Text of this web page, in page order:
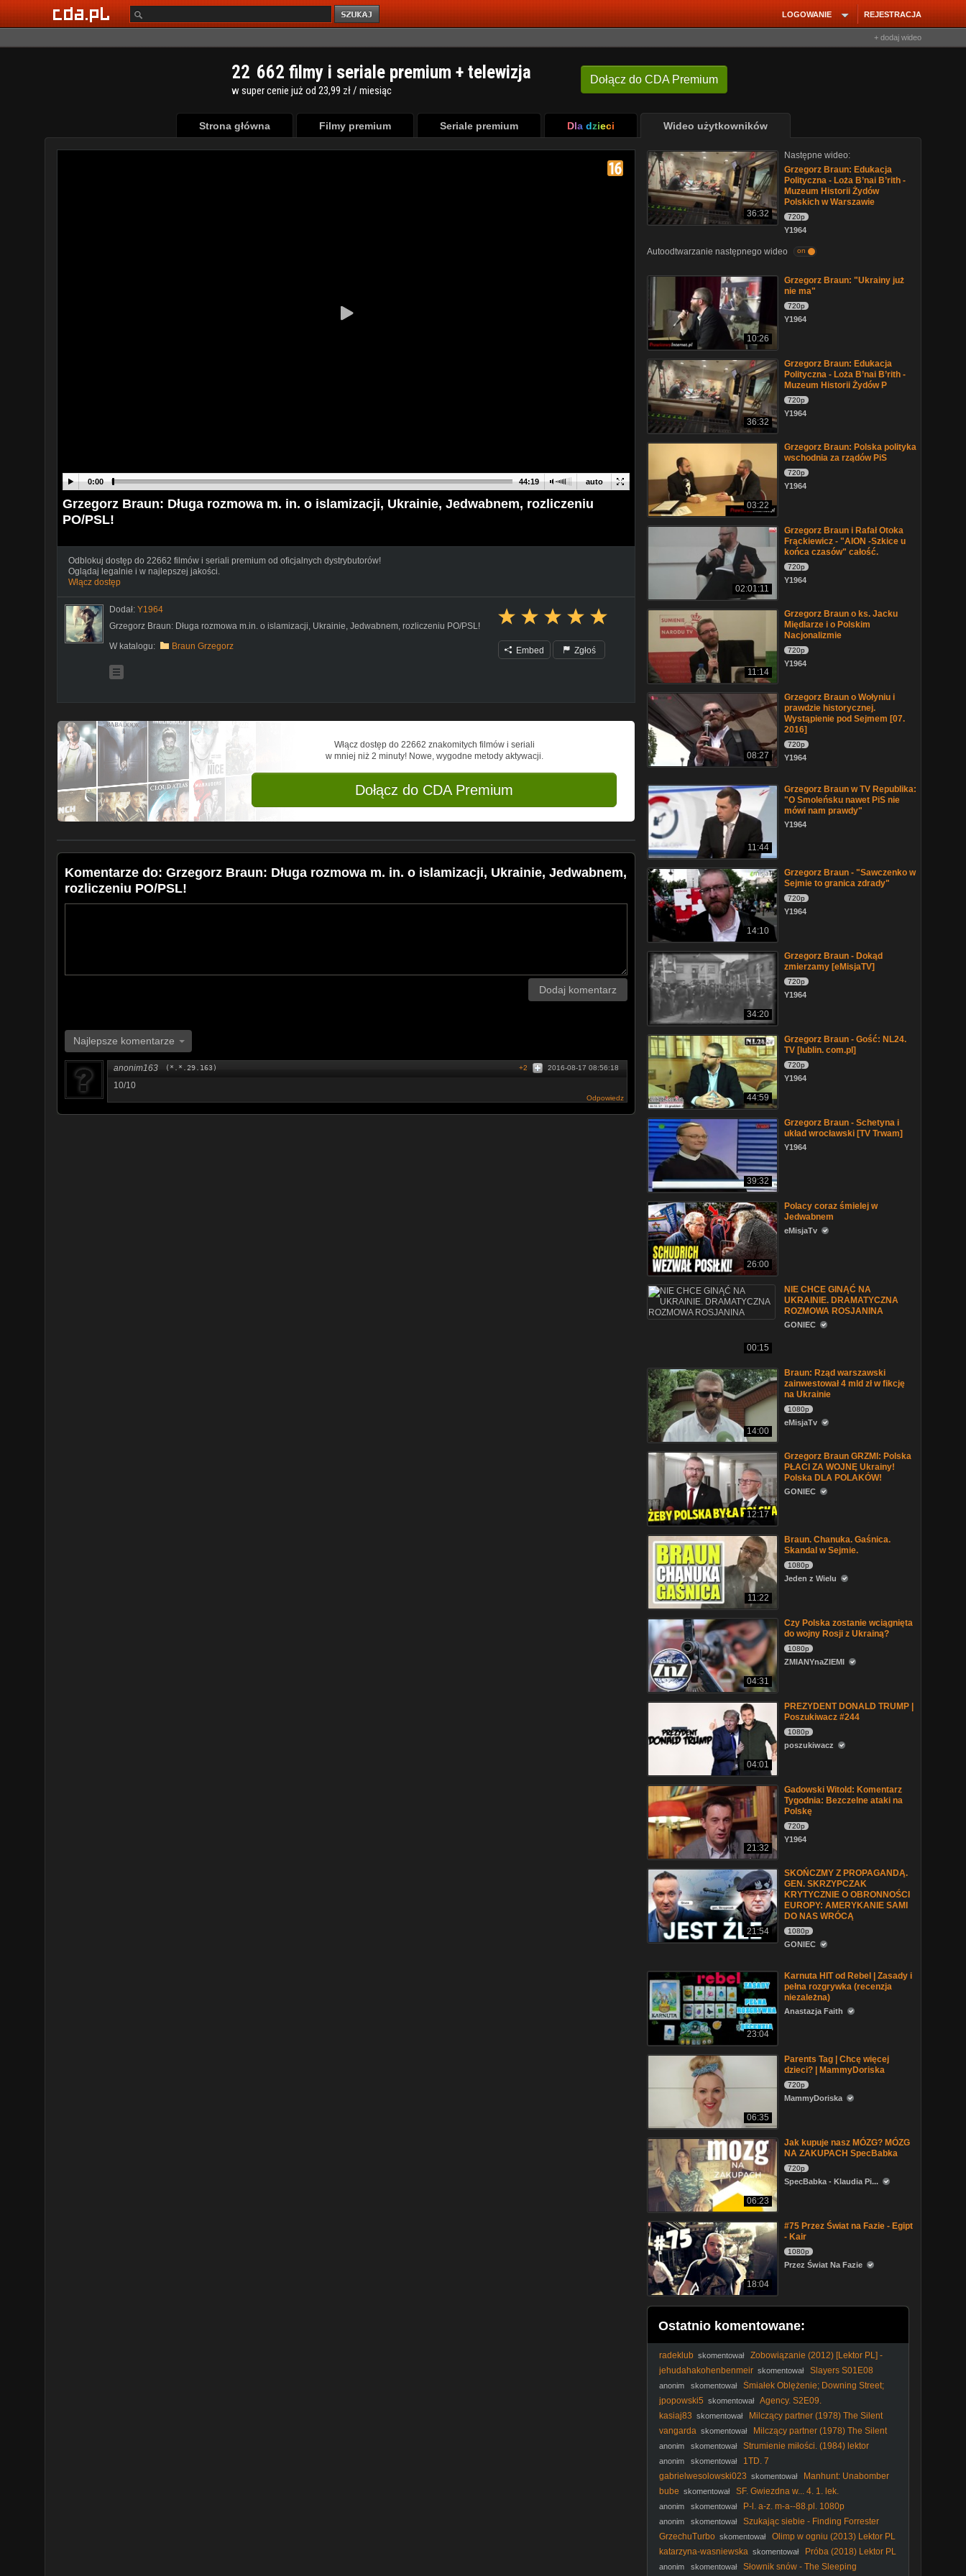
REJESTRACJA
LOGOWANIE
+ dodaj wideo
Dołącz do CDA Premium
22 662 filmy i seriale premium + telewizja
w super cenie już od 23,99 zł / miesiąc
Strona główna Filmy premium Seriale premium Dla dzieci Wideo użytkowników
auto
0:00 44:19
Grzegorz Braun: Długa rozmowa m. in. o islamizacji, Ukrainie, Jedwabnem, rozliczeniu
PO/PSL!
Odblokuj dostęp do 22662 filmów i seriali premium od oficjalnych dystrybutorów!
Oglądaj legalnie i w najlepszej jakości.
Włącz dostęp
Dodał: Y1964
Grzegorz Braun: Długa rozmowa m.in. o islamizacji, Ukrainie, Jedwabnem, rozliczeniu PO/PSL!
W katalogu:
Braun Grzegorz Embed Zgłoś
Włącz dostęp do 22662 znakomitych filmów i seriali
w mniej niż 2 minuty! Nowe, wygodne metody aktywacji.
Dołącz do CDA Premium
Komentarze do: Grzegorz Braun: Długa rozmowa m. in. o islamizacji, Ukrainie, Jedwabnem,
rozliczeniu PO/PSL!
Dodaj komentarz
Najlepsze komentarze
anonim163 (*.*.29.163) 2016-08-17 08:56:18
+2
10/10
Odpowiedz
36:32
Następne wideo:
Grzegorz Braun: Edukacja
Polityczna - Loża B’nai B’rith -
Muzeum Historii Żydów
Polskich w Warszawie
720p
Y1964
Autoodtwarzanie następnego wideo on
10:26
Grzegorz Braun: "Ukrainy już
nie ma"
720p
Y1964
36:32
Grzegorz Braun: Edukacja
Polityczna - Loża B’nai B’rith -
Muzeum Historii Żydów P
720p
Y1964
03:22
Grzegorz Braun: Polska polityka
wschodnia za rządów PiS
720p
Y1964
02:01:11
Grzegorz Braun i Rafał Otoka
Frąckiewicz - "AION -Szkice u
końca czasów" całość.
720p
Y1964
11:14
Grzegorz Braun o ks. Jacku
Międlarze i o Polskim
Nacjonalizmie
720p
Y1964
08:27
Grzegorz Braun o Wołyniu i
prawdzie historycznej.
Wystąpienie pod Sejmem [07.
2016]
720p
Y1964
11:44
Grzegorz Braun w TV Republika:
"O Smoleńsku nawet PiS nie
mówi nam prawdy"
Y1964
14:10
Grzegorz Braun - "Sawczenko w
Sejmie to granica zdrady"
720p
Y1964
34:20
Grzegorz Braun - Dokąd
zmierzamy [eMisjaTV]
720p
Y1964
44:59
Grzegorz Braun - Gość: NL24.
TV [lublin. com.pl]
720p
Y1964
39:32
Grzegorz Braun - Schetyna i
układ wrocławski [TV Trwam]
Y1964
26:00
Polacy coraz śmielej w
Jedwabnem
eMisjaTv
00:15
NIE CHCE GINĄĆ NA
UKRAINIE. DRAMATYCZNA
ROZMOWA ROSJANINA
GONIEC
14:00
Braun: Rząd warszawski
zainwestował 4 mld zł w fikcję
na Ukrainie
1080p
eMisjaTv
12:17
Grzegorz Braun GRZMI: Polska
PŁACI ZA WOJNĘ Ukrainy!
Polska DLA POLAKÓW!
GONIEC
11:22
Braun. Chanuka. Gaśnica.
Skandal w Sejmie.
1080p
Jeden z Wielu
04:31
Czy Polska zostanie wciągnięta
do wojny Rosji z Ukrainą?
1080p
ZMIANYnaZIEMI
04:01
PREZYDENT DONALD TRUMP |
Poszukiwacz #244
1080p
poszukiwacz
21:32
Gadowski Witold: Komentarz
Tygodnia: Bezczelne ataki na
Polskę
720p
Y1964
21:54
SKOŃCZMY Z PROPAGANDĄ.
GEN. SKRZYPCZAK
KRYTYCZNIE O OBRONNOŚCI
EUROPY: AMERYKANIE SAMI
DO NAS WRÓCĄ
1080p
GONIEC
23:04
Karnuta HIT od Rebel | Zasady i
pełna rozgrywka (recenzja
niezależna)
Anastazja Faith
06:35
Parents Tag | Chcę więcej
dzieci? | MammyDoriska
720p
MammyDoriska
06:23
Jak kupuje nasz MÓZG? MÓZG
NA ZAKUPACH SpecBabka
720p
SpecBabka - Klaudia Pi...
18:04
#75 Przez Świat na Fazie - Egipt
- Kair
1080p
Przez Świat Na Fazie
Ostatnio komentowane:
radeklub skomentował
Zobowiązanie (2012) [Lektor PL] -
The Liability
jehudahakohenbenmeir skomentował
Slayers S01E08
Lektor PL
anonim skomentował
Śmiałek Oblężenie; Downing Street;
(He Who Dares; Downing Street Siege, 2014)
jpopowski5 skomentował Agency. S2E09.
kasiaj83 skomentował
Milczący partner (1978) The Silent
Partner [720p]
vangarda skomentował
Milczący partner (1978) The Silent
Partner [720p]
anonim skomentował Strumienie miłości. (1984) lektor
anonim skomentował
1TD. 7
gabrielwesolowski023 skomentował
Manhunt: Unabomber
Odcinek 1
bube skomentował SF. Gwiezdna w... 4. 1. lek.
anonim skomentował P-l. a-z. m-a--88.pl. 1080p
anonim skomentował
Szukając siebie - Finding Forrester
(Dramat obyczajowy, 2000) lektor
GrzechuTurbo skomentował
Olimp w ogniu (2013) Lektor PL
katarzyna-wasniewska skomentował Próba (2018) Lektor PL
anonim skomentował
Słownik snów - The Sleeping